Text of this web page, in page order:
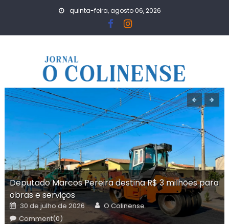
quinta-feira, agosto 06, 2026
Deputado Marcos Pereira destina R$ 3 milhões para
obras e serviços
Posted
on
30 de julho de 2026 Author
O Colinense
Comment(0)